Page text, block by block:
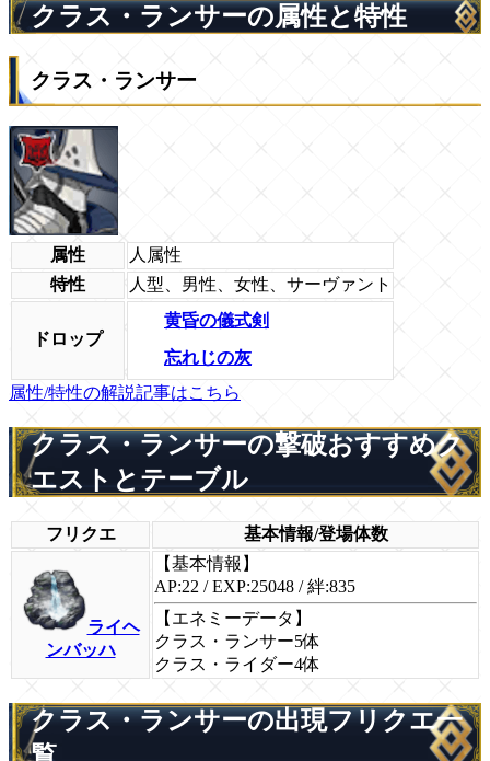
クラス・ランサーの属性と特性
クラス・ランサー
属性
人属性
特性
人型、男性、女性、サーヴァント
ドロップ
黄昏の儀式剣
忘れじの灰
属性/特性の解説記事はこちら
クラス・ランサーの撃破おすすめク
エストとテーブル
フリクエ 基本情報/登場体数
ライヘ
ンバッハ
【基本情報】
AP:22 / EXP:25048 / 絆:835
【エネミーデータ】
クラス・ランサー5体
クラス・ライダー4体
クラス・ランサーの出現フリクエ一